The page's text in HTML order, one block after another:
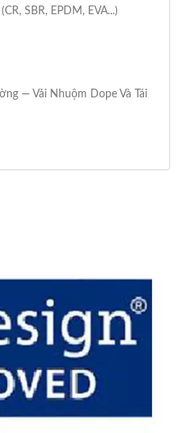
SBR, EPDM, EVA...)
— Vải Nhuộm Dope Và Tái